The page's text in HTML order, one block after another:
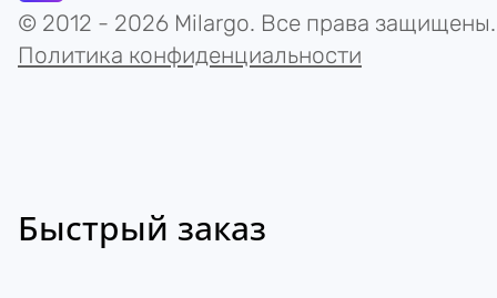
© 2012 - 2026 Milargo. Все права защищены.
Политика конфиденциальности
Быстрый заказ